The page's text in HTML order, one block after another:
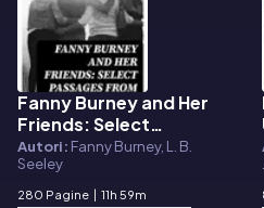
E-book
Fanny Burney and Her
Friends: Select
Passages from Her
Diary and Other
Writings
Autori: Fanny Burney, L. B.
Seeley
280 Pagine | 11h 59m